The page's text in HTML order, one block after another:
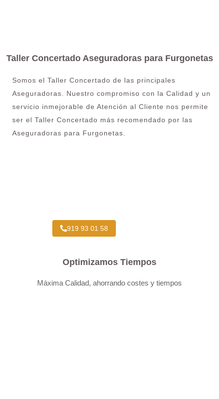
Taller Concertado Aseguradoras para Furgonetas
Somos el Taller Concertado de las principales
Aseguradoras. Nuestro compromiso con la Calidad y un
servicio inmejorable de Atención al Cliente nos permite
ser el Taller Concertado más recomendado por las
Aseguradoras para Furgonetas.
919 93 01 58
Optimizamos Tiempos
Máxima Calidad, ahorrando costes y tiempos